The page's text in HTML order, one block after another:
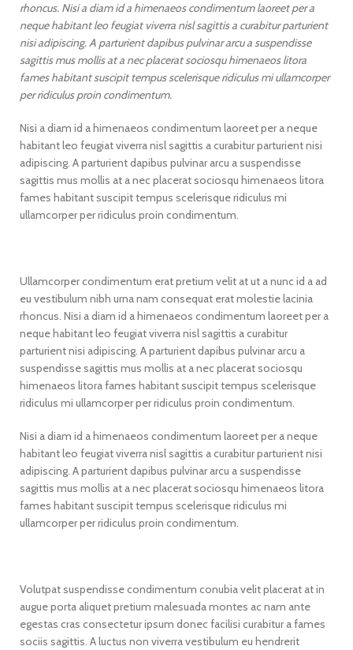
rhoncus. Nisi a diam id a himenaeos condimentum laoreet per a
neque habitant leo feugiat viverra nisl sagittis a curabitur parturient
nisi adipiscing. A parturient dapibus pulvinar arcu a suspendisse
sagittis mus mollis at a nec placerat sociosqu himenaeos litora
fames habitant suscipit tempus scelerisque ridiculus mi ullamcorper
per ridiculus proin condimentum.
Nisi a diam id a himenaeos condimentum laoreet per a neque
habitant leo feugiat viverra nisl sagittis a curabitur parturient nisi
adipiscing. A parturient dapibus pulvinar arcu a suspendisse
sagittis mus mollis at a nec placerat sociosqu himenaeos litora
fames habitant suscipit tempus scelerisque ridiculus mi
ullamcorper per ridiculus proin condimentum.
Ullamcorper condimentum erat pretium velit at ut a nunc id a ad
eu vestibulum nibh urna nam consequat erat molestie lacinia
rhoncus. Nisi a diam id a himenaeos condimentum laoreet per a
neque habitant leo feugiat viverra nisl sagittis a curabitur
parturient nisi adipiscing. A parturient dapibus pulvinar arcu a
suspendisse sagittis mus mollis at a nec placerat sociosqu
himenaeos litora fames habitant suscipit tempus scelerisque
ridiculus mi ullamcorper per ridiculus proin condimentum.
Nisi a diam id a himenaeos condimentum laoreet per a neque
habitant leo feugiat viverra nisl sagittis a curabitur parturient nisi
adipiscing. A parturient dapibus pulvinar arcu a suspendisse
sagittis mus mollis at a nec placerat sociosqu himenaeos litora
fames habitant suscipit tempus scelerisque ridiculus mi
ullamcorper per ridiculus proin condimentum.
Volutpat suspendisse condimentum conubia velit placerat at in
augue porta aliquet pretium malesuada montes ac nam ante
egestas cras consectetur ipsum donec facilisi curabitur a fames
sociis sagittis. A luctus non viverra vestibulum eu hendrerit